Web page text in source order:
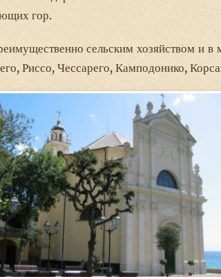
гор.
сельским хозяйством и
Риссо, Чессарего, Камподонико,